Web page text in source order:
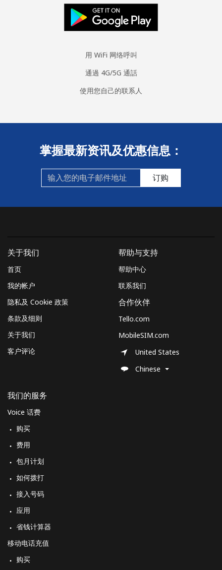
用 WiFi 网络呼叫
通過 4G/5G 通話
使用您自己的联系人
掌握最新资讯及优惠信息：
订购
关于我们
首页
我的帐户
隐私及 Cookie 政策
条款及细则
关于我们
客户评论
我们的服务
Voice 话费
购买
费用
包月计划
如何拨打
接入号码
应用
省钱计算器
移动电话充值
购买
帮助与支持
帮助中心
联系我们
合作伙伴
Tello.com
MobileSIM.com
United States
Chinese